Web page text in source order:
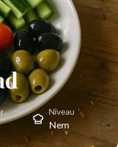
Niveau
Nem